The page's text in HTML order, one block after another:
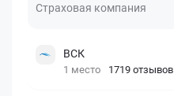
Страховая компания
ВСК
1 место 1719 отзывов